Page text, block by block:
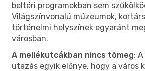
beltéri programokban sem
Világszínvonalú múzeumok,
történelmi helyszínek egyaránt
városban.
A mellékutcákban nincs tömeg:
utazás egyik előnye, hogy a város